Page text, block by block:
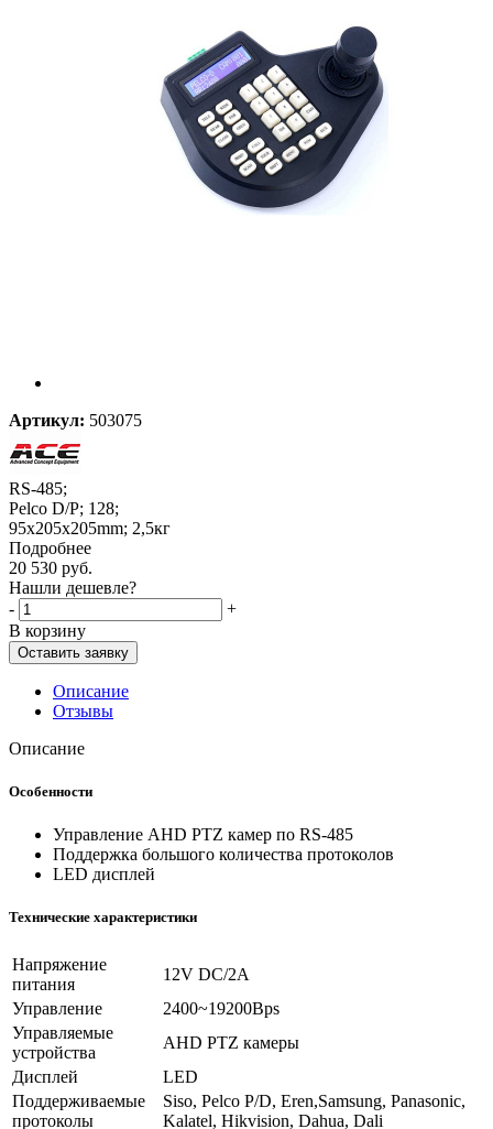
Артикул: 503075
RS-485;
Pelco D/P; 128;
95x205x205mm; 2,5кг
Подробнее
20 530 руб.
Нашли дешевле?
-
+
В корзину
Оставить заявку
Описание
Отзывы
Описание
Особенности
Управление AHD PTZ камер по RS-485
Поддержка большого количества протоколов
LED дисплей
Технические характеристики
Напряжение
питания
12V DC/2A
Управление
2400~19200Bps
Управляемые
устройства
AHD PTZ камеры
Дисплей
LED
Поддерживаемые
протоколы
Siso, Pelco P/D, Eren,Samsung, Panasonic,
Kalatel, Hikvision, Dahua, Dali